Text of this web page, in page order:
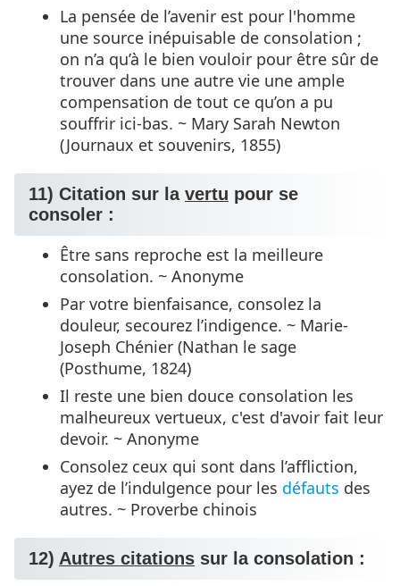
La pensée de l’avenir est pour l'homme
une source inépuisable de consolation ;
on n’a qu’à le bien vouloir pour être sûr de
trouver dans une autre vie une ample
compensation de tout ce qu’on a pu
souffrir ici-bas. ~ Mary Sarah Newton
(Journaux et souvenirs, 1855)
11) Citation sur la vertu pour se
consoler :
Être sans reproche est la meilleure
consolation. ~ Anonyme
Par votre bienfaisance, consolez la
douleur, secourez l’indigence. ~ Marie-
Joseph Chénier (Nathan le sage
(Posthume, 1824)
Il reste une bien douce consolation les
malheureux vertueux, c'est d'avoir fait leur
devoir. ~ Anonyme
Consolez ceux qui sont dans l’affliction,
ayez de l’indulgence pour les défauts des
autres. ~ Proverbe chinois
12) Autres citations sur la consolation :